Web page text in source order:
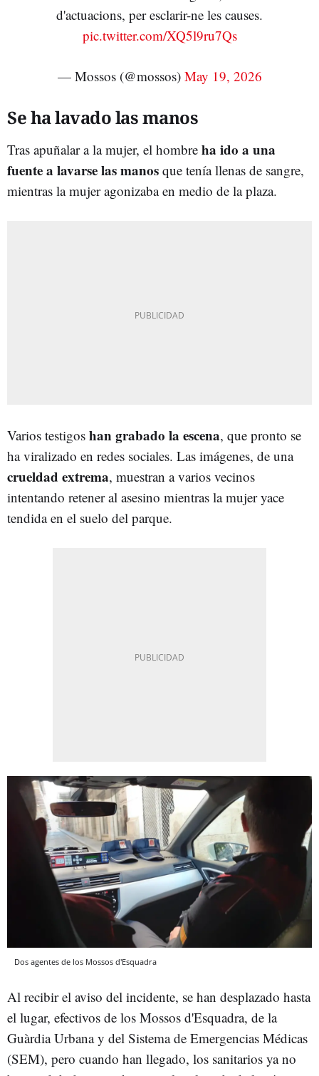
d'actuacions, per esclarir-ne les causes.
pic.twitter.com/XQ5l9ru7Qs
— Mossos (@mossos) May 19, 2026
Se ha lavado las manos
Tras apuñalar a la mujer, el hombre ha ido a una
fuente a lavarse las manos que tenía llenas de sangre,
mientras la mujer agonizaba en medio de la plaza.
Varios testigos han grabado la escena, que pronto se
ha viralizado en redes sociales. Las imágenes, de una
crueldad extrema, muestran a varios vecinos
intentando retener al asesino mientras la mujer yace
tendida en el suelo del parque.
Dos agentes de los Mossos d'Esquadra
Al recibir el aviso del incidente, se han desplazado hasta
el lugar, efectivos de los Mossos d'Esquadra, de la
Guàrdia Urbana y del Sistema de Emergencias Médicas
(SEM), pero cuando han llegado, los sanitarios ya no